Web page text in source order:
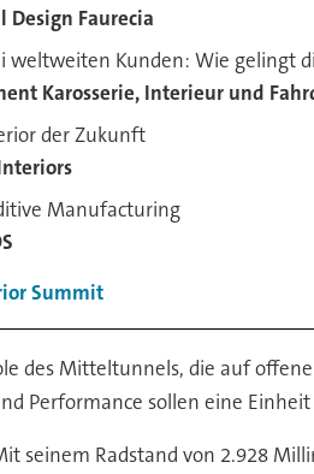
Faurecia
Kunden: Wie gelingt
Karosserie, Interieur und
der Zukunft
Manufacturing
Summit
des Mitteltunnels, die auf
Performance sollen eine
seinem Radstand von 2.928